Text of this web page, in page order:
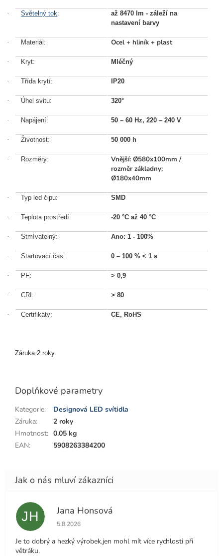
· Světelný tok:
až 8470 lm - záleží na
nastavení barvy
· Materiál: Ocel + hliník + plast
· Kryt: Mléčný
· Třída krytí: IP20
· Úhel svitu: 320°
· Napájení: 50 – 60 Hz, 220 – 240 V
· Životnost: 50 000 h
· Rozměry:
Vnější: Ø580x100mm /
rozměr základny:
Ø180x40mm
· Typ led čipu: SMD
· Teplota prostředí: -20 °C až 40 °C
· Stmívatelný: Ano: 1 - 100%
· Startovací čas: 0 – 100 %< 1 s
· PF: >0,9
· CRI: >80
· Certifikáty: CE, RoHS
Záruka 2 roky.
Doplňkové parametry
Kategorie:
Designová LED svítidla
Záruka:
2 roky
Hmotnost: 0.05 kg
EAN: 5908263384200
JH Jana Honsová
Hodnocení obchodu je 5 z 5 hvězdiček.
5.8.2026
Je to dobrý a hezký výrobek,jen mohl mít více rychlosti při
větráku.